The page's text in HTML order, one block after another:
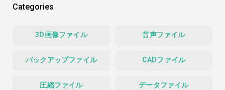
Categories
3D画像ファイル 音声ファイル
バックアップファイル CADファイル
圧縮ファイル データファイル